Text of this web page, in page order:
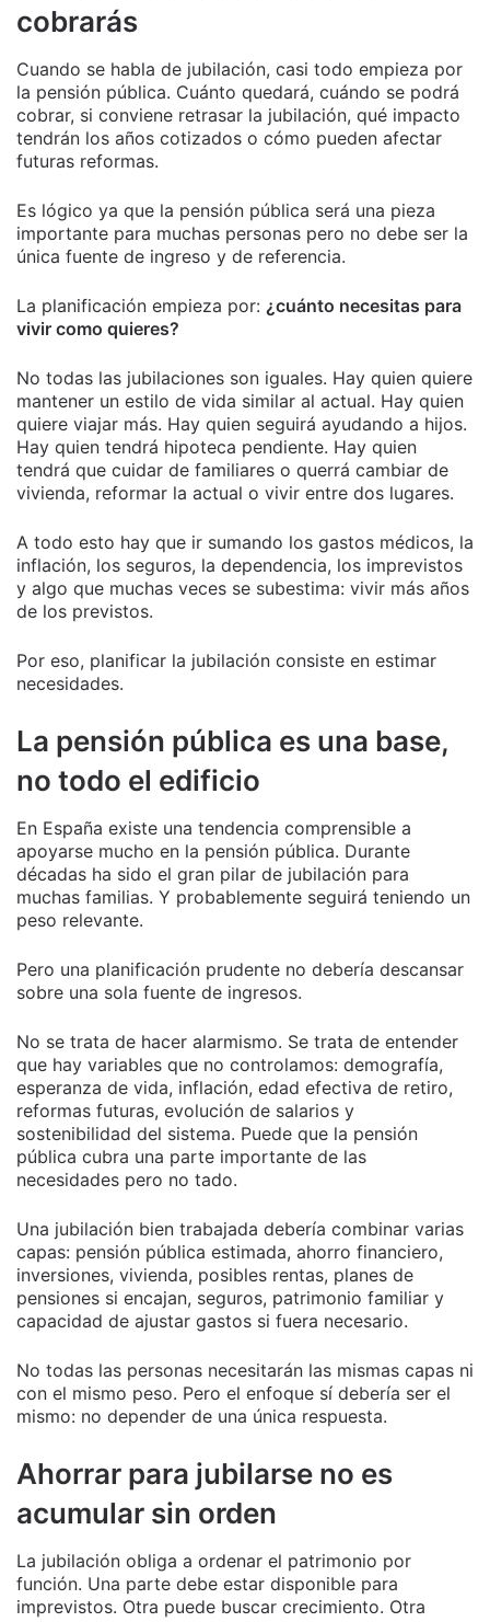
cobrarás
Cuando se habla de jubilación, casi todo empieza por
la pensión pública. Cuánto quedará, cuándo se podrá
cobrar, si conviene retrasar la jubilación, qué impacto
tendrán los años cotizados o cómo pueden afectar
futuras reformas.
Es lógico ya que la pensión pública será una pieza
importante para muchas personas pero no debe ser la
única fuente de ingreso y de referencia.
La planificación empieza por: ¿cuánto necesitas para
vivir como quieres?
No todas las jubilaciones son iguales. Hay quien quiere
mantener un estilo de vida similar al actual. Hay quien
quiere viajar más. Hay quien seguirá ayudando a hijos.
Hay quien tendrá hipoteca pendiente. Hay quien
tendrá que cuidar de familiares o querrá cambiar de
vivienda, reformar la actual o vivir entre dos lugares.
A todo esto hay que ir sumando los gastos médicos, la
inflación, los seguros, la dependencia, los imprevistos
y algo que muchas veces se subestima: vivir más años
de los previstos.
Por eso, planificar la jubilación consiste en estimar
necesidades.
La pensión pública es una base,
no todo el edificio
En España existe una tendencia comprensible a
apoyarse mucho en la pensión pública. Durante
décadas ha sido el gran pilar de jubilación para
muchas familias. Y probablemente seguirá teniendo un
peso relevante.
Pero una planificación prudente no debería descansar
sobre una sola fuente de ingresos.
No se trata de hacer alarmismo. Se trata de entender
que hay variables que no controlamos: demografía,
esperanza de vida, inflación, edad efectiva de retiro,
reformas futuras, evolución de salarios y
sostenibilidad del sistema. Puede que la pensión
pública cubra una parte importante de las
necesidades pero no tado.
Una jubilación bien trabajada debería combinar varias
capas: pensión pública estimada, ahorro financiero,
inversiones, vivienda, posibles rentas, planes de
pensiones si encajan, seguros, patrimonio familiar y
capacidad de ajustar gastos si fuera necesario.
No todas las personas necesitarán las mismas capas ni
con el mismo peso. Pero el enfoque sí debería ser el
mismo: no depender de una única respuesta.
Ahorrar para jubilarse no es
acumular sin orden
La jubilación obliga a ordenar el patrimonio por
función. Una parte debe estar disponible para
imprevistos. Otra puede buscar crecimiento. Otra